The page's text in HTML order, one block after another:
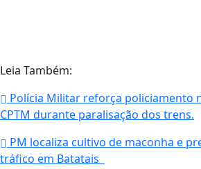
Leia Também:
Polícia Militar reforça policiamento
CPTM durante paralisação dos trens.
PM localiza cultivo de maconha e
tráfico em Batatais